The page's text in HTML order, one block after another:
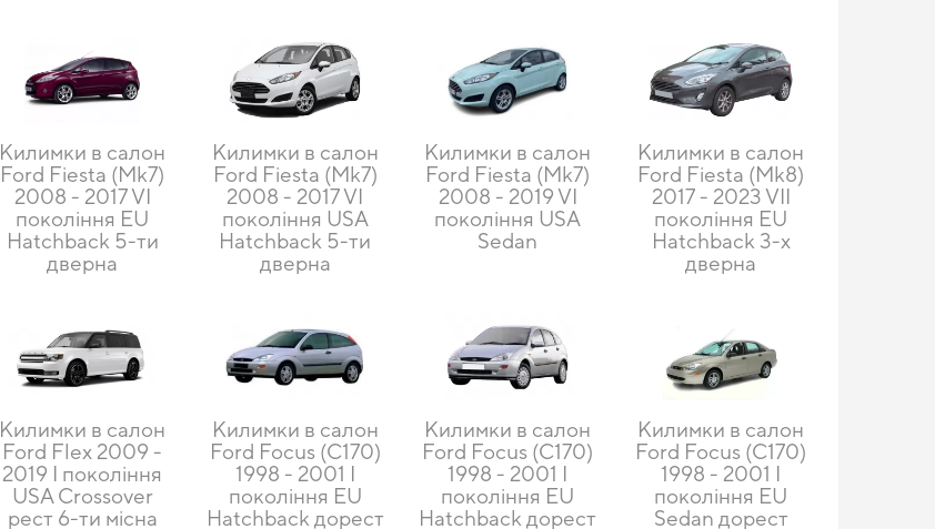
Килимки в салон
Ford Fiesta (Mk7)
2008 - 2017 VI
покоління EU
Hatchback 5-ти
дверна
Килимки в салон
Ford Fiesta (Mk7)
2008 - 2017 VI
покоління USA
Hatchback 5-ти
дверна
Килимки в салон
Ford Fiesta (Mk7)
2008 - 2019 VI
покоління USA
Sedan
Килимки в салон
Ford Fiesta (Mk8)
2017 - 2023 VII
покоління EU
Hatchback 3-х
дверна
Килимки в салон
Ford Flex 2009 -
2019 I покоління
USA Crossover
рест 6-ти місна
Килимки в салон
Ford Focus (C170)
1998 - 2001 I
покоління EU
Hatchback дорест
Килимки в салон
Ford Focus (C170)
1998 - 2001 I
покоління EU
Hatchback дорест
Килимки в салон
Ford Focus (C170)
1998 - 2001 I
покоління EU
Sedan дорест